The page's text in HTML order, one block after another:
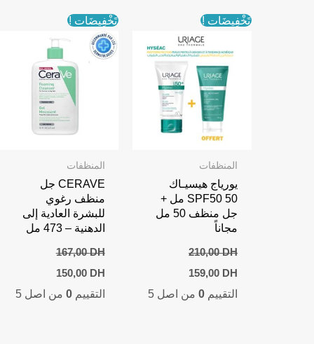
تَخْفِيضَات !
المنظفات
يورياج هيسيـاك
SPF50 50 مل +
جل منظف 50 مل
مجاناً
210,00DH
Original
was:
159,00 DH
Current
is:
التقييم 0من اصل 5
تَخْفِيضَات !
المنظفات
CERAVE جل
منظف رغوي
للبشرة العادية إلى
الدهنية – 473 مل
167,00DH
Original
was:
150,00 DH
is:
التقييم0 من اصل 5